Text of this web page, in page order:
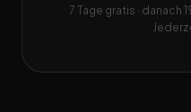
7 Tage gratis · danach